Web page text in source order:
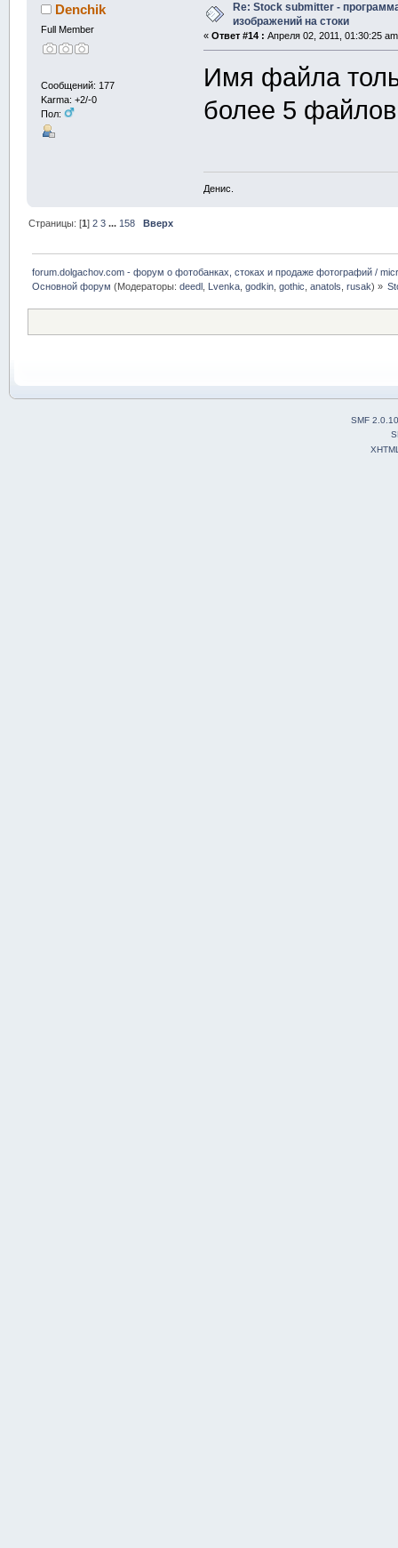
Denchik
Full Member
Сообщений: 177
Karma: +2/-0
Пол:
Re: Stock submitter -
изображений на стоки
«Ответ #14 : Апреля 02, 2011, 01:30:25
Имя файла
более 5
Денис.
Страницы: [1]2 3 ... 158 Вверх
forum.dolgachov.com - форум о фотобанках, стоках и продаже фотографий /
Основной форум (Модераторы:deedl Lvenka ,godkin ,gothic ,anatols ,rusak) »
SMF